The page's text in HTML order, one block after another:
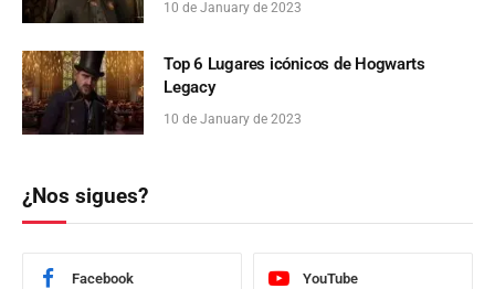
10 de January de 2023
Top 6 Lugares icónicos de Hogwarts
Legacy
10 de January de 2023
¿Nos sigues?
Facebook YouTube